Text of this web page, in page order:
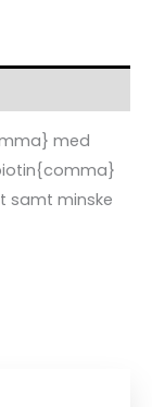
med
samt minske